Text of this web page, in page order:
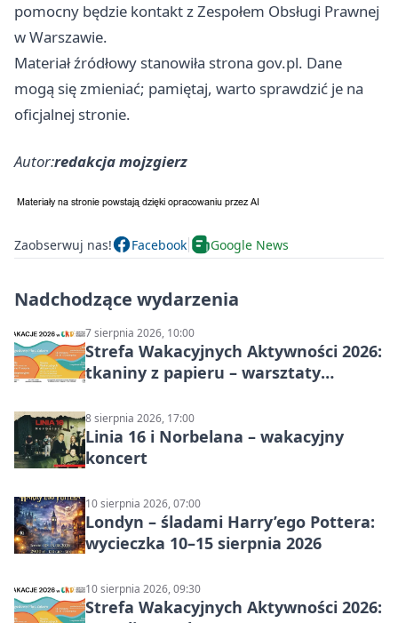
pomocny będzie kontakt z Zespołem Obsługi Prawnej
w Warszawie.
Materiał źródłowy stanowiła strona gov.pl. Dane
mogą się zmieniać; pamiętaj, warto sprawdzić je na
oficjalnej stronie.
Autor:redakcja mojzgierz
Zaobserwuj nas! Facebook Google News
Nadchodzące wydarzenia
7 sierpnia 2026, 10:00
Strefa Wakacyjnych Aktywności 2026:
tkaniny z papieru – warsztaty
8 sierpnia 2026, 17:00
Linia 16 i Norbelana – wakacyjny
koncert
10 sierpnia 2026, 07:00
Londyn – śladami Harry’ego Pottera:
wycieczka 10–15 sierpnia 2026
10 sierpnia 2026, 09:30
Strefa Wakacyjnych Aktywności 2026: